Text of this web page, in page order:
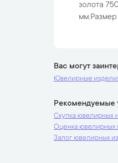
золота
мм.Размер
Вас могут
Ювелирные
Рекомендуемые
Скупка ювелирных
Оценка ювелирных
Залог ювелирных